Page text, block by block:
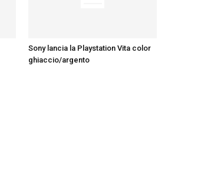
Sony lancia la Playstation Vita color
ghiaccio/argento